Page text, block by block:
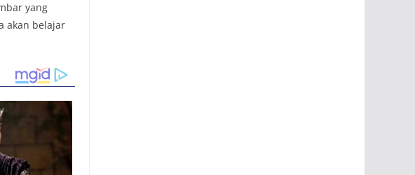
yang
akan belajar